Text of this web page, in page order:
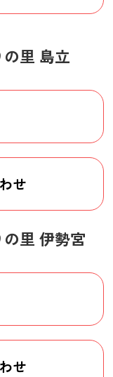
里 島立
せ
里 伊勢宮
せ